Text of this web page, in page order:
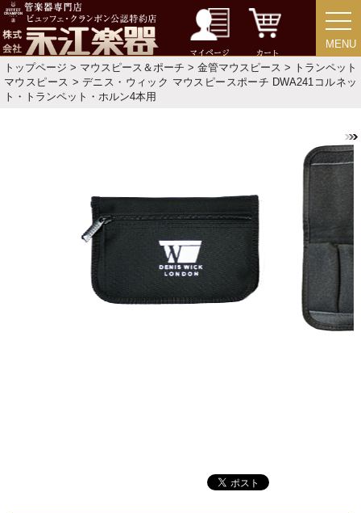
マイページ カート
MENU
MENU
トップページ > マウスピース＆ポーチ > 金管マウスピース > トランペット
マウスピース > デニス・ウィック マウスピースポーチ DWA241コルネッ
ト・トランペット・ホルン4本用
メーカー別で探す
価格・ランキングで探す
永江楽器人気コンテンツ
新商品・新規取り扱い商品
セール・イベント情報